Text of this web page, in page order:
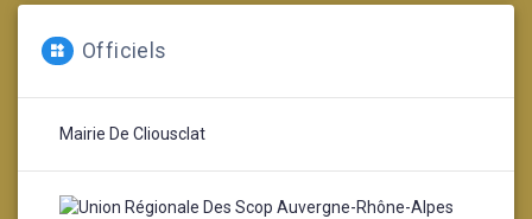
Officiels
Mairie De Cliousclat